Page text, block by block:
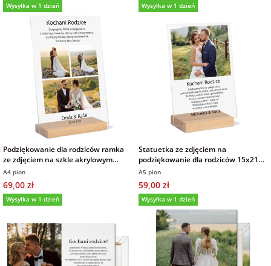
Wysyłka w 1 dzień
Wysyłka w 1 dzień
Podziękowanie dla rodziców ramka
ze zdjęciem na szkle akrylowym
21x30 cm
A4 pion
69,00 zł
Wysyłka w 1 dzień
Statuetka ze zdjęciem na
podziękowanie dla rodziców 15x21
cm
A5 pion
59,00 zł
Wysyłka w 1 dzień